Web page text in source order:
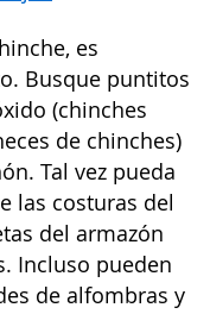
es
Busque puntitos
(chinches
de chinches)
Tal vez pueda
las costuras del
del armazón
Incluso pueden
de alfombras y